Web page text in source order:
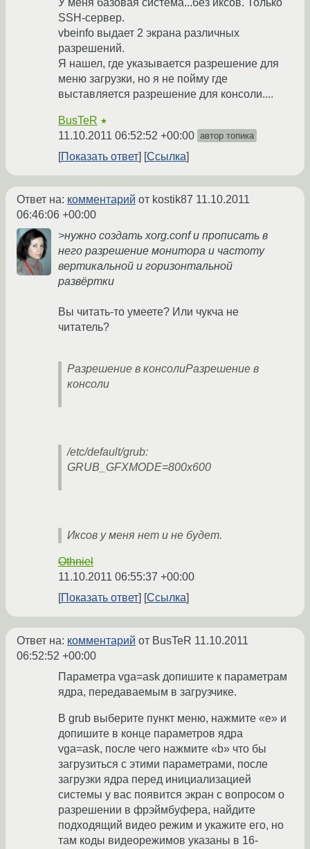
У меня базовая система...без иксов. Только
SSH-сервер.
vbeinfo выдает 2 экрана различных
разрешений.
Я нашел, где указывается разрешение для
меню загрузки, но я не пойму где
выставляется разрешение для консоли....
BusTeR ★
11.10.2011 06:52:52 +00:00 автор топика
Показать ответ Ссылка
Ответ на: комментарий от kostik87 11.10.2011
06:46:06 +00:00
>нужно создать xorg.conf и прописать в
него разрешение монитора и частоту
вертикальной и горизонтальной
развёртки
Вы читать-то умеете? Или чукча не
читатель?
Разрешение в консолиРазрешение в
консоли
/etc/default/grub:
GRUB_GFXMODE=800x600
Иксов у меня нет и не будет.
Othniel
11.10.2011 06:55:37 +00:00
Показать ответ
Ссылка
Ответ на: комментарий от BusTeR 11.10.2011
06:52:52 +00:00
Параметра vga=ask допишите к параметрам
ядра, передаваемым в загрузчике.
В grub выберите пункт меню, нажмите «e» и
допишите в конце параметров ядра
vga=ask, после чего нажмите «b» что бы
загрузиться с этими параметрами, после
загрузки ядра перед инициализацией
системы у вас появится экран с вопросом о
разрешении в фрэймбуфера, найдите
подходящий видео режим и укажите его, но
там коды видеорежимов указаны в 16-